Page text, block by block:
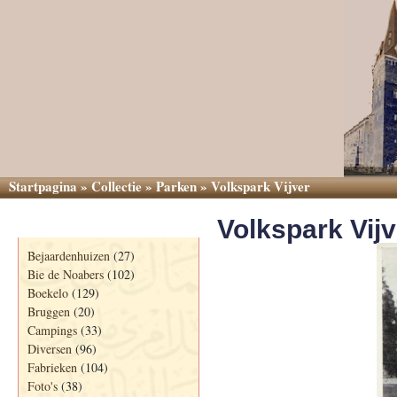
Startpagina»Collectie»Parken»Volkspark Vijver
Bejaardenhuizen (27)
Bie de Noabers (102)
Boekelo (129)
Bruggen (20)
Campings (33)
Diversen (96)
Fabrieken (104)
Foto's (38)
Volkspark